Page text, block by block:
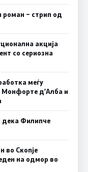
– стрип од
акција
со сериозна
меѓу
д’Алба и
Филипче
во Скопје
на одмор во